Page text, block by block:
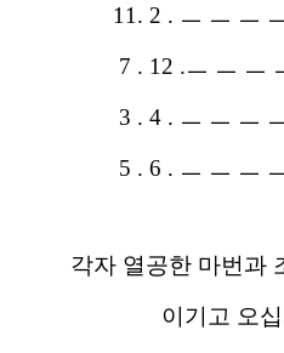
11. 2 . ㅡ ㅡ ㅡ ㅡ
7 . 12 .ㅡ ㅡ ㅡ ㅡ
3 . 4 . ㅡ ㅡ ㅡ ㅡ 고
5 . 6 . ㅡ ㅡ ㅡ ㅡ 초
각자 열공한 마번과 조
이기고 오십시